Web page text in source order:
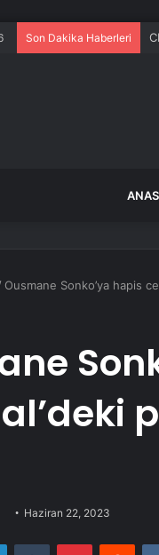
Son Dakika Haberleri
Ousmane Sonko’ya hapis
Haziran 22, 2023
LinkedInTumblr Pinterest